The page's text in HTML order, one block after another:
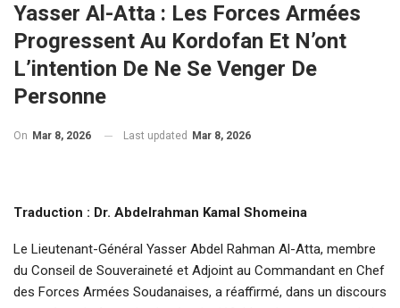
Yasser Al-Atta : Les Forces Armées
Progressent Au Kordofan Et N’ont
L’intention De Ne Se Venger De
Personne
On Mar 8, 2026 Last updated Mar 8, 2026
Traduction : Dr. Abdelrahman Kamal Shomeina
Le Lieutenant-Général Yasser Abdel Rahman Al-Atta, membre
du Conseil de Souveraineté et Adjoint au Commandant en Chef
des Forces Armées Soudanaises, a réaffirmé, dans un discours